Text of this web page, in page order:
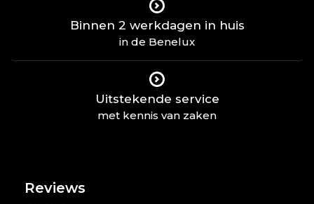
Binnen 2 werkdagen in huis
in de Benelux
Uitstekende service
met kennis van zaken
Reviews